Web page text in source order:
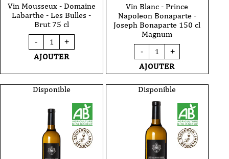
Vin Mousseux - Domaine
Labarthe - Les Bulles -
Brut 75 cl
-
quantité
de
Vin
Mousseux
Labarthe
-
Bulles
Brut
75
cl
+
AJOUTER
Vin Blanc - Prince
Napoleon Bonaparte -
Joseph Bonaparte 150 cl
Magnum
-
quantité
de
Vin
Blanc
Prince
Napoleon
Bonaparte
Joseph
Bonaparte
150
cl
Magnum
+
AJOUTER
Disponible Disponible